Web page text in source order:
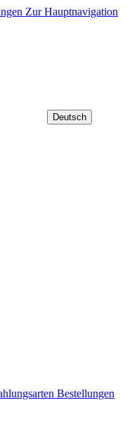
Zur Hauptnavigation
Deutsch
Bestellungen